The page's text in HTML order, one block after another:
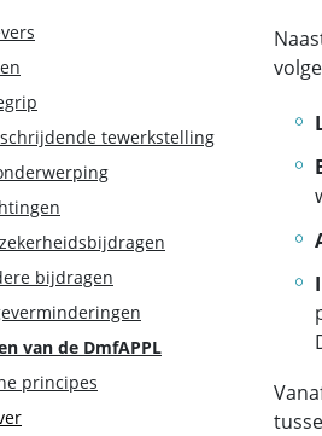
tewerkstelling
bijdragen
van de DmfAPPL
principes